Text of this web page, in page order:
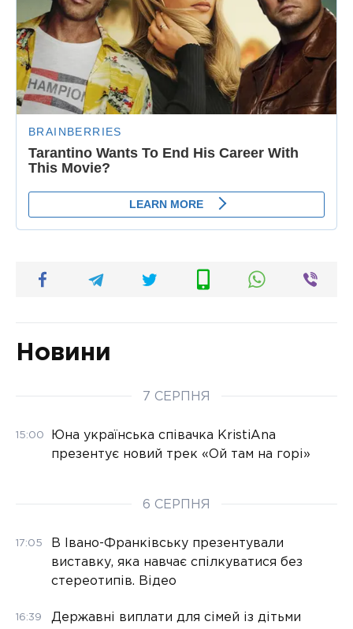
Новини
7 СЕРПНЯ
15:00
Юна українська співачка KristiAna
презентує новий трек «Ой там на горі»
6 СЕРПНЯ
17:05
В Івано-Франківську презентували
виставку, яка навчає спілкуватися без
стереотипів. Відео
16:39 Державні виплати для сімей із дітьми